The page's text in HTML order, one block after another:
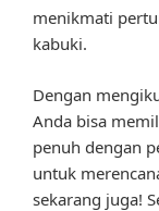
menikmati
kabuki.
Dengan
Anda bisa
penuh dengan
untuk
sekarang juga!